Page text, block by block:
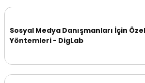
Sosyal Medya Danışmanları İçin
Yöntemleri - DigLab